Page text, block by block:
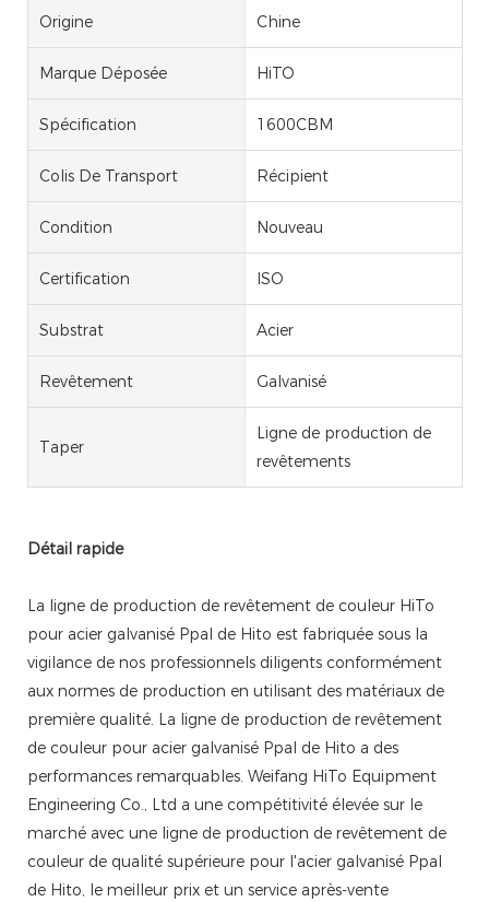
Origine Chine
Marque Déposée HiTO
Spécification 1600CBM
Colis De Transport Récipient
Condition Nouveau
Certification ISO
Substrat Acier
Revêtement Galvanisé
Taper
Ligne de production de
revêtements
Détail rapide
La ligne de production de revêtement de couleur HiTo
pour acier galvanisé Ppal de Hito est fabriquée sous la
vigilance de nos professionnels diligents conformément
aux normes de production en utilisant des matériaux de
première qualité. La ligne de production de revêtement
de couleur pour acier galvanisé Ppal de Hito a des
performances remarquables. Weifang HiTo Equipment
Engineering Co., Ltd a une compétitivité élevée sur le
marché avec une ligne de production de revêtement de
couleur de qualité supérieure pour l'acier galvanisé Ppal
de Hito, le meilleur prix et un service après-vente